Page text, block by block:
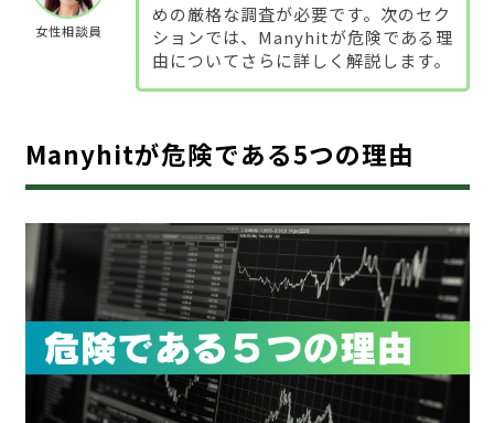
女性相談員
めの厳格な調査が必要です。次のセク
ションでは、Manyhitが危険である理
由についてさらに詳しく解説します。
Manyhitが危険である5つの理由